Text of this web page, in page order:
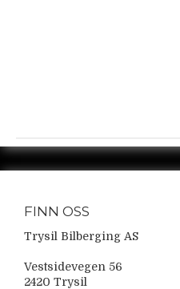
FINN OSS
Trysil Bilberging AS
Vestsidevegen 56
2420 Trysil